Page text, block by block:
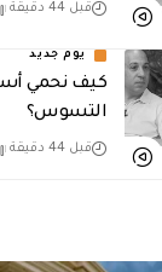
قبل 44 دقيقة
يوم جديد
كيف نحمي
التسوس؟
قبل 44 دقيقة